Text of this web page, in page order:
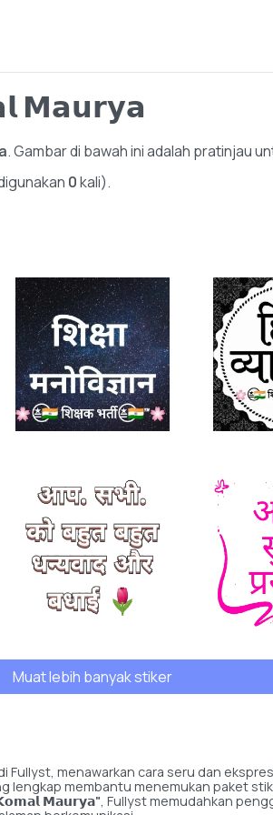
𝗠𝗮𝘂𝗿𝘆𝗮
. Gambar di bawah ini adalah pratinjau
0kali).
Muat lebih banyak stiker
Fullyst, menawarkan cara seru dan
lengkap membantu menemukan paket
𝗠𝗮𝘂𝗿𝘆𝗮", Fullyst memudahkan